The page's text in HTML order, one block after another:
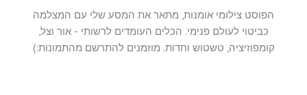
הפוסט צילומי אומנות, מתאר את המסע שלי עם המצלמה
כביטוי לעולם פנימי. הכלים העומדים לרשותי - אור וצל,
קומפוזיציה, טשטוש וחדות. מוזמנים להתרשם מהתמונות:)